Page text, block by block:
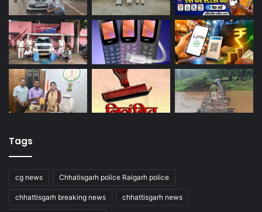
Tags
cg news Chhatisgarh police Raigarh police
chhattisgarh breaking news chhattisgarh news